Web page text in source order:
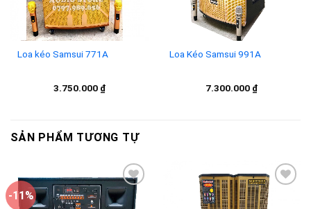
Loa kéo Samsui 771A
3.750.000 ₫
Loa Kéo Samsui 991A
7.300.000 ₫
SẢN PHẨM TƯƠNG TỰ
-11%